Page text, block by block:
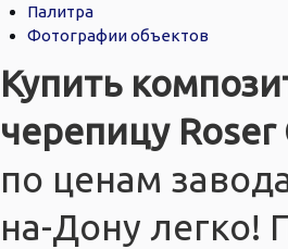
Палитра
Фотографии объектов
Купить
черепицу Roser
по ценам
на-Дону легко!